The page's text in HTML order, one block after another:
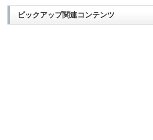
ピックアップ関連コンテンツ